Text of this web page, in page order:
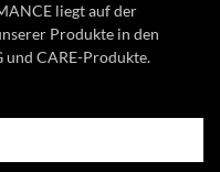
liegt auf der
Produkte in den
und CARE-Produkte.